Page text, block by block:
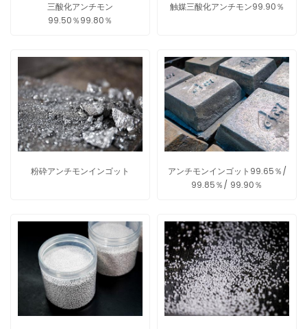
三酸化アンチモン
99.50％99.80％
触媒三酸化アンチモン99.90％
粉砕アンチモンインゴット
アンチモンインゴット99.65％/
99.85％/ 99.90％